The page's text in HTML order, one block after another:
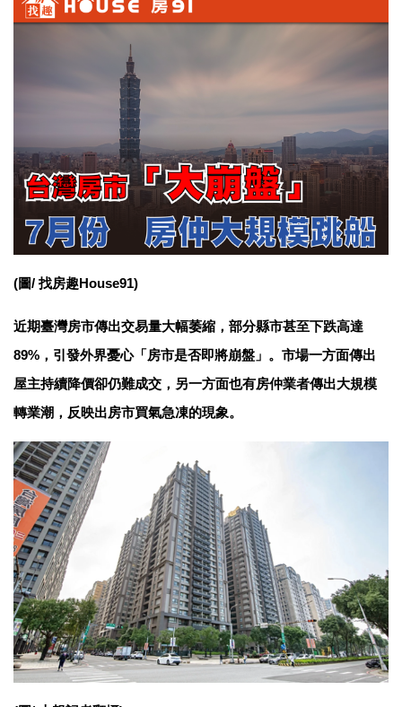
(圖/ 找房趣House91)
近期臺灣房市傳出交易量大幅萎縮，部分縣市甚至下跌高達
89%，引發外界憂心「房市是否即將崩盤」。市場一方面傳出
屋主持續降價卻仍難成交，另一方面也有房仲業者傳出大規模
轉業潮，反映出房市買氣急凍的現象。